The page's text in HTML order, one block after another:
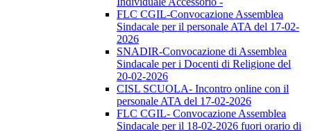
FLC CGIL-Convocazione Assemblea
Sindacale per il personale ATA del 17-02-
2026
SNADIR-Convocazione di Assemblea
Sindacale per i Docenti di Religione del
20-02-2026
CISL SCUOLA- Incontro online con il
personale ATA del 17-02-2026
FLC CGIL- Convocazione Assemblea
Sindacale per il 18-02-2026 fuori orario di